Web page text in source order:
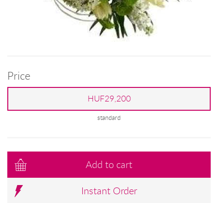
Price
HUF29,200
standard
Add to cart
Instant Order